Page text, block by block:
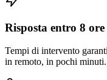
Risposta entro 8 ore
Tempi di intervento
in remoto, in pochi minuti.